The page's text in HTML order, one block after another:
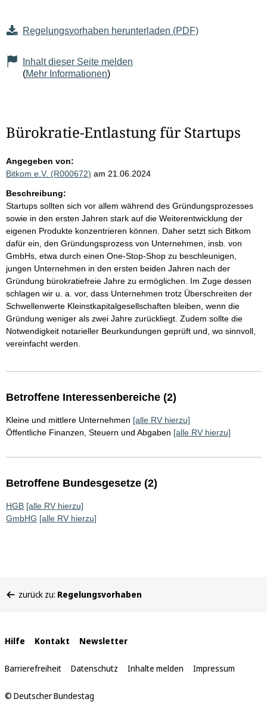
Regelungsvorhaben herunterladen (PDF)
Inhalt dieser Seite melden
(Mehr Informationen)
Bürokratie-Entlastung für Startups
Angegeben von:
Bitkom e.V. (R000672) am 21.06.2024
Beschreibung:
Startups sollten sich vor allem während des Gründungsprozesses
sowie in den ersten Jahren stark auf die Weiterentwicklung der
eigenen Produkte konzentrieren können. Daher setzt sich Bitkom
dafür ein, den Gründungsprozess von Unternehmen, insb. von
GmbHs, etwa durch einen One-Stop-Shop zu beschleunigen,
jungen Unternehmen in den ersten beiden Jahren nach der
Gründung bürokratiefreie Jahre zu ermöglichen. Im Zuge dessen
schlagen wir u. a. vor, dass Unternehmen trotz Überschreiten der
Schwellenwerte Kleinstkapitalgesellschaften bleiben, wenn die
Gründung weniger als zwei Jahre zurückliegt. Zudem sollte die
Notwendigkeit notarieller Beurkundungen geprüft und, wo sinnvoll,
vereinfacht werden.
Betroffene Interessenbereiche (2)
Kleine und mittlere Unternehmen [alle RV hierzu]
Öffentliche Finanzen, Steuern und Abgaben [alle RV hierzu]
Betroffene Bundesgesetze (2)
HGB [alle RV hierzu]
GmbHG [alle RV hierzu]
befinden
zurück zu: Regelungsvorhaben
Interne
Links
Hilfe Kontakt Newsletter
Barrierefreiheit Datenschutz Inhalte melden Impressum
© Deutscher Bundestag